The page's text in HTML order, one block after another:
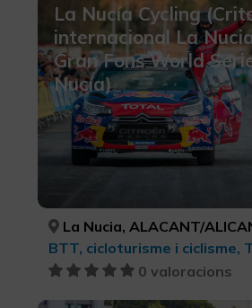
La Nucía Cycling
internacional La
Gran Fons World
Nucía)
La Nucia, ALACANT/
0 valoracions